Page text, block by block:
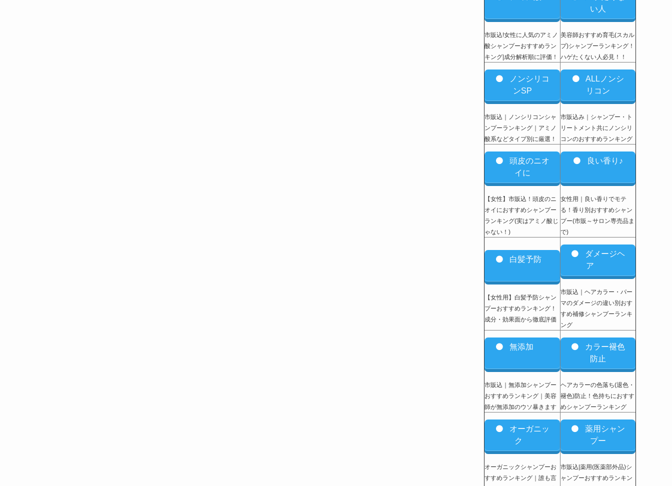
市販込!女性に人気のアミノ
酸シャンプーおすすめラン
キング|成分解析順に評価！
い人
美容師おすすめ育毛(スカル
プ)シャンプーランキング！
ハゲたくない人必見！！
ノンシリコ
ンSP
市販込｜ノンシリコンシャ
ンプーランキング｜アミノ
酸系などタイプ別に厳選！
ALLノンシ
リコン
市販込み｜シャンプー・ト
リートメント共にノンシリ
コンのおすすめランキング
頭皮のニオ
イに
【女性】市販込 ！頭皮のニ
オイにおすすめシャンプー
ランキング(実はアミノ酸じ
ゃない！)
良い香り♪
女性用｜良い香りでモテ
る！香り別おすすめシャン
プー(市販～サロン専売品ま
で)
白髪予防
【女性用】白髪予防シャン
プーおすすめランキング！
成分・効果面から徹底評価
ダメージヘ
ア
市販込｜ヘアカラー・パー
マのダメージの違い別おす
すめ補修シャンプーランキ
ング
無添加
市販込｜無添加シャンプー
おすすめランキング｜美容
師が無添加のウソ暴きます
カラー褪色
防止
ヘアカラーの色落ち(退色・
褪色)防止！色持ちにおすす
めシャンプーランキング
オーガニッ
ク
オーガニックシャンプーお
すすめランキング｜誰も言
薬用シャン
プー
市販込|薬用(医薬部外品)シ
ャンプーおすすめランキン